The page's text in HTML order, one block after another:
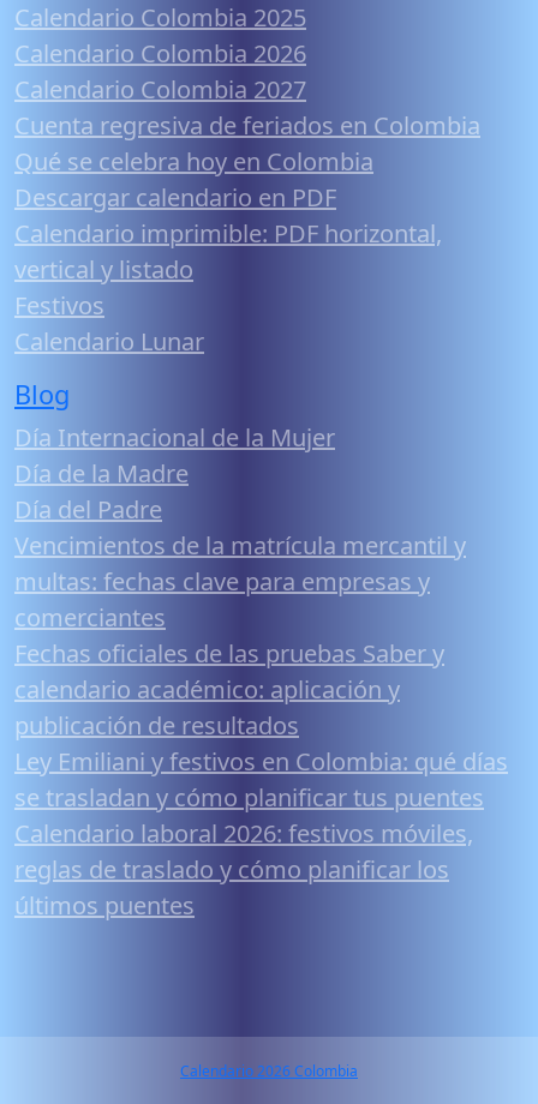
Calendario Colombia 2025
Calendario Colombia 2026
Calendario Colombia 2027
Cuenta regresiva de feriados en Colombia
Qué se celebra hoy en Colombia
Descargar calendario en PDF
Calendario imprimible: PDF horizontal,
vertical y listado
Festivos
Calendario Lunar
Blog
Día Internacional de la Mujer
Día de la Madre
Día del Padre
Vencimientos de la matrícula mercantil y
multas: fechas clave para empresas y
comerciantes
Fechas oficiales de las pruebas Saber y
calendario académico: aplicación y
publicación de resultados
Ley Emiliani y festivos en Colombia: qué días
se trasladan y cómo planificar tus puentes
Calendario laboral 2026: festivos móviles,
reglas de traslado y cómo planificar los
últimos puentes
Calendario 2026 Colombia